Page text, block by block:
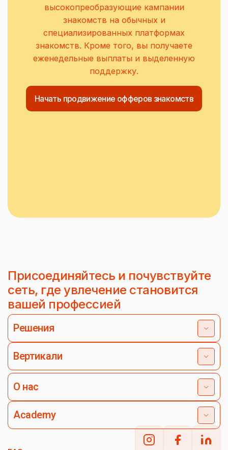
высокопреобразующие кампании
знакомств на обычных и
специализированных платформах
знакомств. Кроме того, вы получаете
еженедельные выплаты и выделенную
поддержку.
Начать продвижение офферов знакомств
Присоединяйтесь и почувствуйте
сеть, где увлечение становится
вашей профессией
Решения
Вертикали
О нас
Academy